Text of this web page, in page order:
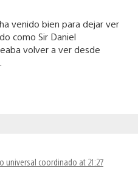
venido bien para dejar ver
como Sir Daniel
volver a ver desde
universal coordinado at 21:27